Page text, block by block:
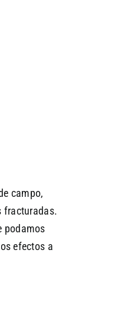
campo,
fracturadas.
podamos
efectos a